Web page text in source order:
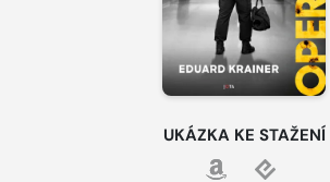
UKÁZKA KE STAŽENÍ